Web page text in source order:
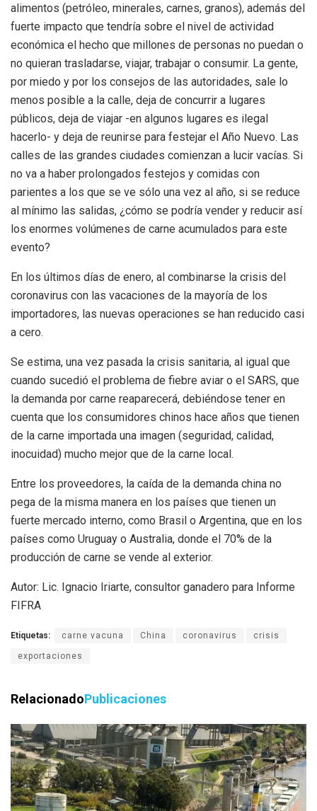
alimentos (petróleo, minerales, carnes, granos), además del
fuerte impacto que tendría sobre el nivel de actividad
económica el hecho que millones de personas no puedan o
no quieran trasladarse, viajar, trabajar o consumir. La gente,
por miedo y por los consejos de las autoridades, sale lo
menos posible a la calle, deja de concurrir a lugares
públicos, deja de viajar -en algunos lugares es ilegal
hacerlo- y deja de reunirse para festejar el Año Nuevo. Las
calles de las grandes ciudades comienzan a lucir vacías. Si
no va a haber prolongados festejos y comidas con
parientes a los que se ve sólo una vez al año, si se reduce
al mínimo las salidas, ¿cómo se podría vender y reducir así
los enormes volúmenes de carne acumulados para este
evento?
En los últimos días de enero, al combinarse la crisis del
coronavirus con las vacaciones de la mayoría de los
importadores, las nuevas operaciones se han reducido casi
a cero.
Se estima, una vez pasada la crisis sanitaria, al igual que
cuando sucedió el problema de fiebre aviar o el SARS, que
la demanda por carne reaparecerá, debiéndose tener en
cuenta que los consumidores chinos hace años que tienen
de la carne importada una imagen (seguridad, calidad,
inocuidad) mucho mejor que de la carne local.
Entre los proveedores, la caída de la demanda china no
pega de la misma manera en los países que tienen un
fuerte mercado interno, como Brasil o Argentina, que en los
países como Uruguay o Australia, donde el 70% de la
producción de carne se vende al exterior.
Autor: Lic. Ignacio Iriarte, consultor ganadero para Informe
FIFRA
Etiquetas: carne vacuna China coronavirus crisis
exportaciones
RelacionadoPublicaciones